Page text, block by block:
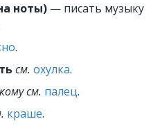
ноты) — писать музыку
.
см. охулка.
комусм. палец.
краше.